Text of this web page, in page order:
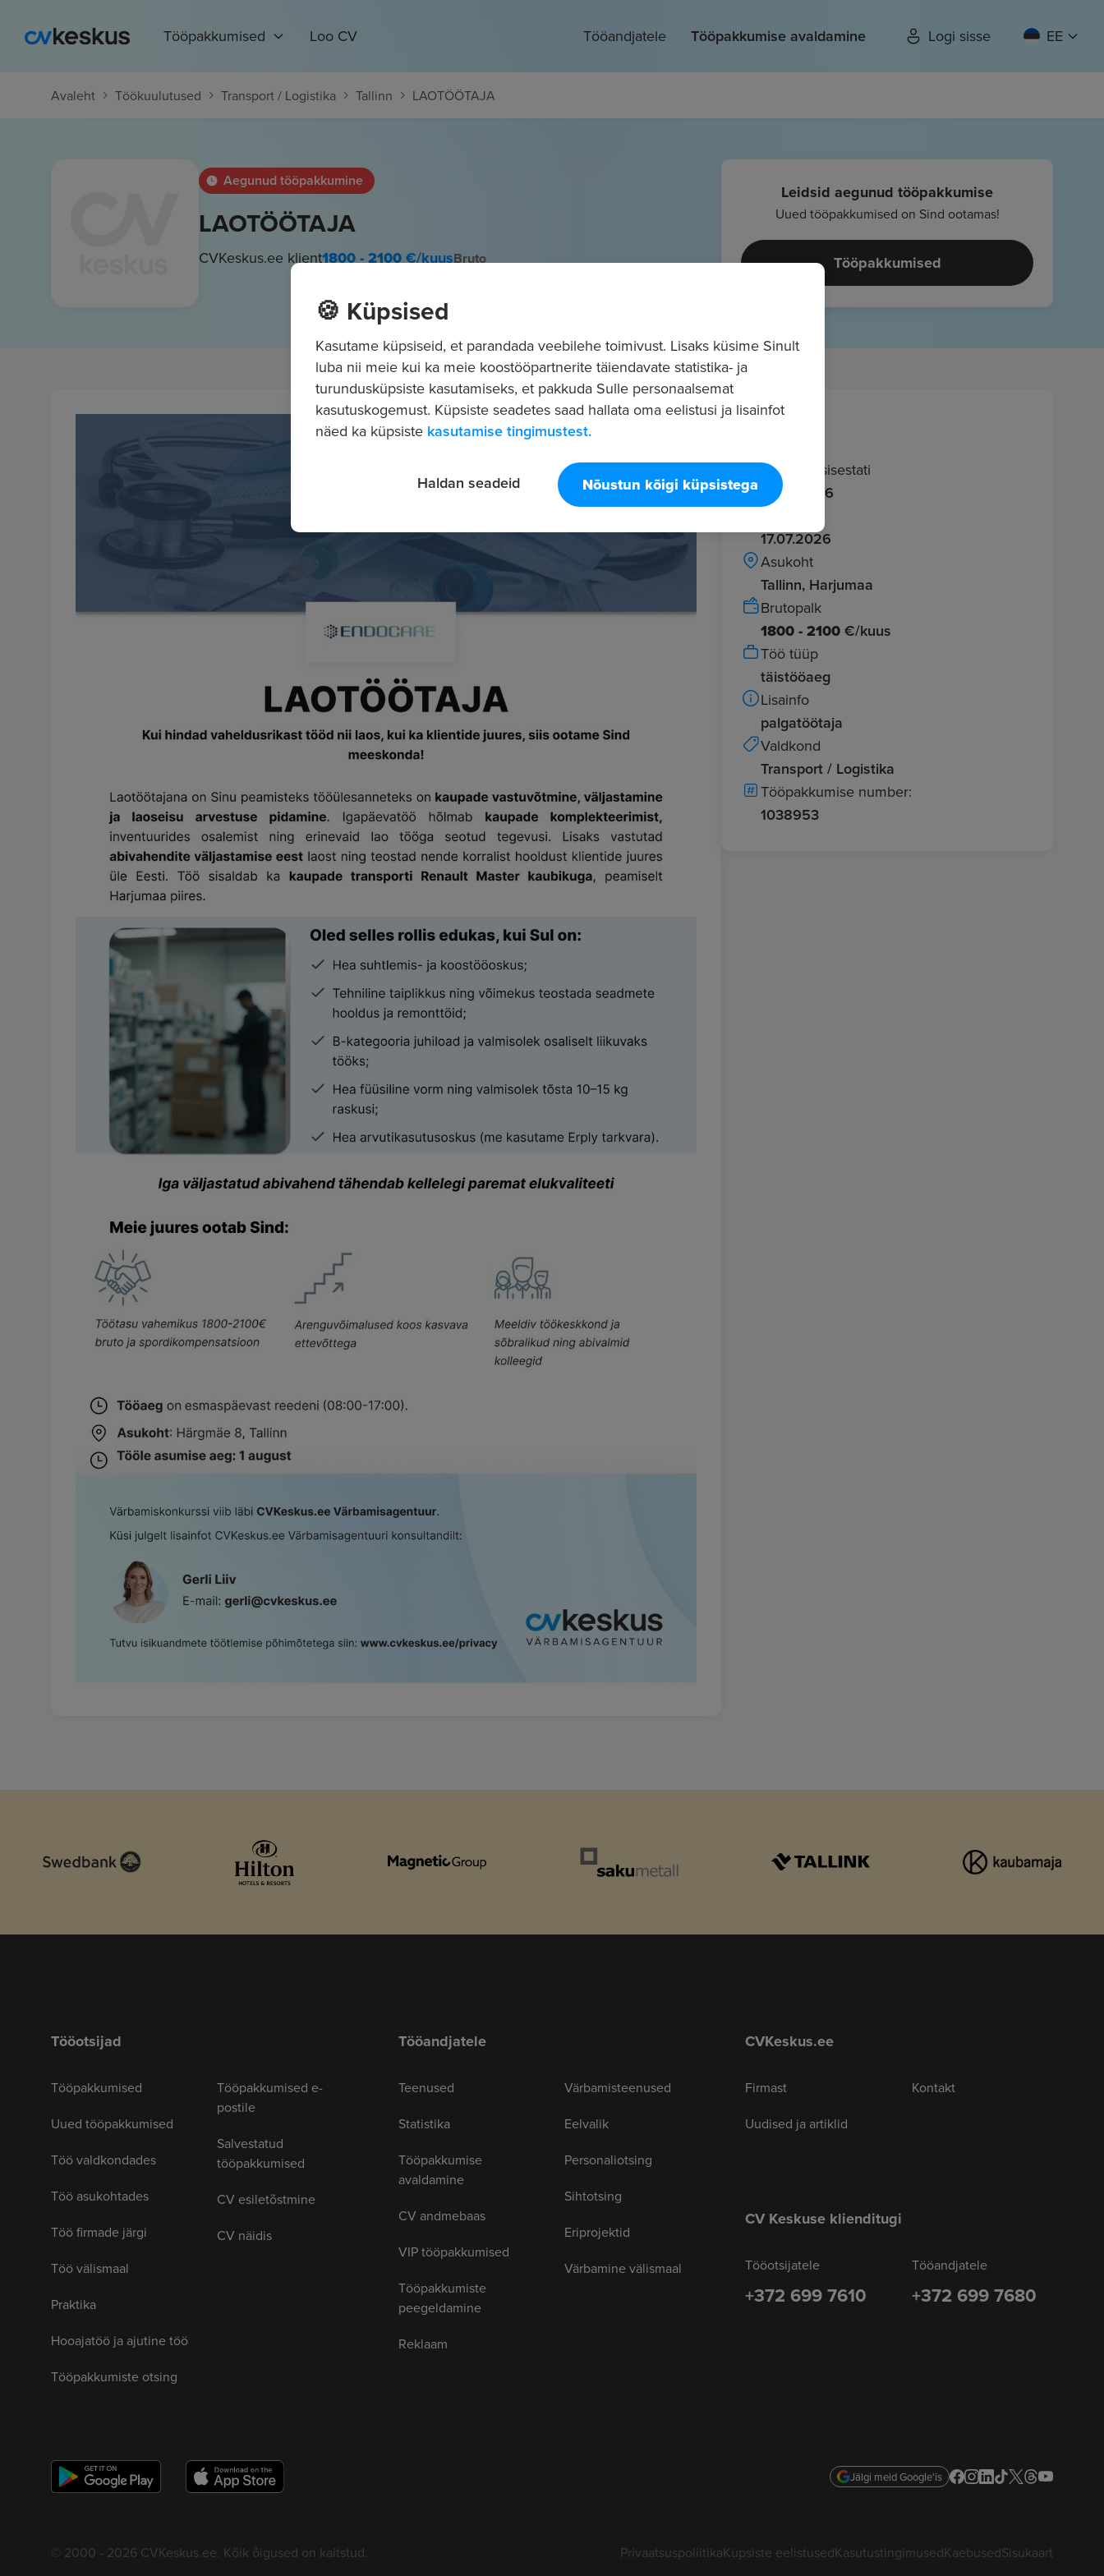
Tööpakkumised Loo CV Tööandjatele Tööpakkumise avaldamine Logi sisse EE
Avaleht Töökuulutused Transport / Logistika Tallinn LAOTÖÖTAJA
Aegunud tööpakkumine
LAOTÖÖTAJA
CVKeskus.ee klient1800 - 2100€/kuusBruto
Leidsid aegunud tööpakkumise
Uued tööpakkumised on Sind ootamas!
Tööpakkumised
Kuulutus sisestati
17.06.2026
17.07.2026
Asukoht
Tallinn, Harjumaa
Brutopalk
1800 - 2100 €/kuus
Töö tüüp
täistööaeg
Lisainfo
palgatöötaja
Valdkond
Transport / Logistika
Tööpakkumise number:
1038953
Tööotsijad
Tööpakkumised
Uued tööpakkumised
Töö valdkondades
Töö asukohtades
Töö firmade järgi
Töö välismaal
Praktika
Hooajatöö ja ajutine töö
Tööpakkumiste otsing
Tööpakkumised e-
postile
Salvestatud
tööpakkumised
CV esiletõstmine
CV näidis
Tööandjatele
Teenused
Statistika
Tööpakkumise
avaldamine
CV andmebaas
VIP tööpakkumised
Tööpakkumiste
peegeldamine
Reklaam
Värbamisteenused
Eelvalik
Personaliotsing
Sihtotsing
Eriprojektid
Värbamine välismaal
CVKeskus.ee
Firmast
Uudised ja artiklid
Kontakt
CV Keskuse klienditugi
Tööotsijatele
+372 699 7610
Tööandjatele
+372 699 7680
Jälgi meid Google'is
© 2000 - 2026 CVKeskus.ee. Kõik õigused on kaitstud. PrivaatsuspoliitikaKüpsiste eelistusedKasutustingimusedKaebusedSisukaart
🍪 Küpsised
Kasutame küpsiseid, et parandada veebilehe toimivust. Lisaks küsime Sinult
luba nii meie kui ka meie koostööpartnerite täiendavate statistika- ja
turundusküpsiste kasutamiseks, et pakkuda Sulle personaalsemat
kasutuskogemust. Küpsiste seadetes saad hallata oma eelistusi ja lisainfot
näed ka küpsiste kasutamise tingimustest.
Nõustun kõigi küpsistega
Haldan seadeid